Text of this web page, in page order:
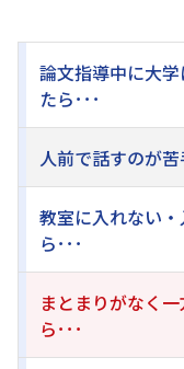
論文指導中に大
たら･･･
人前で話すのが
教室に入れない
ら･･･
まとまりがなく
ら･･･